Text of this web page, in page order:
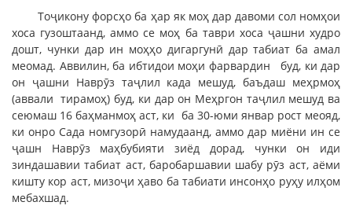
Тоҷикону форсҳо ба ҳар як моҳ дар давоми сол номҳои
хоса гузоштаанд, аммо се моҳ ба таври хоса ҷашни худро
дошт, чунки дар ин моҳҳо дигаргунӣ дар табиат ба амал
меомад. Аввилин, ба ибтидои моҳи фарвардин буд, ки дар
он ҷашни Наврӯз таҷлил када мешуд, баъдаш меҳрмоҳ
(аввали тирамоҳ) буд, ки дар он Меҳргон таҷлил мешуд ва
сеюмаш 16 баҳманмоҳ аст, ки ба 30-юми январ рост меояд,
ки онро Сада номгузорӣ намудаанд, аммо дар миёни ин се
ҷашн Наврӯз маҳбубияти зиёд дорад, чунки он иди
зиндашавии табиат аст, баробаршавии шабу рӯз аст, аёми
кишту кор аст, мизоҷи ҳаво ба табиати инсонҳо руҳу илҳом
мебахшад.